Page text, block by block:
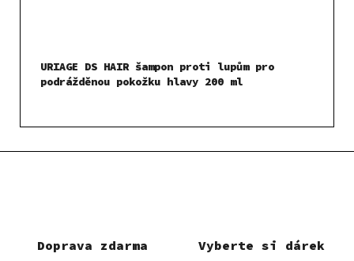
Doprava zdarma Vyberte si dárek
URIAGE DS HAIR šampon proti lupům pro
podrážděnou pokožku hlavy 200 ml